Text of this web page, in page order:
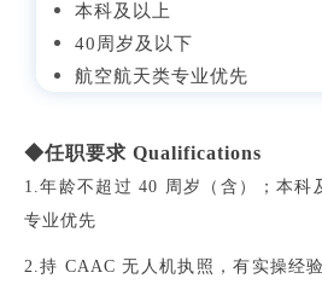
本科及以上
40周岁及以下
航空航天类专业优先
◆任职要求 Qualifications
1.年龄不超过 40 周岁（含）；本科
专业优先
2.持 CAAC 无人机执照，有实操经